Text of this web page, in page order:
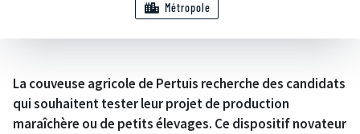
Métropole
La couveuse agricole de Pertuis recherche des candidats
qui souhaitent tester leur projet de production
maraîchère ou de petits élevages. Ce dispositif novateur